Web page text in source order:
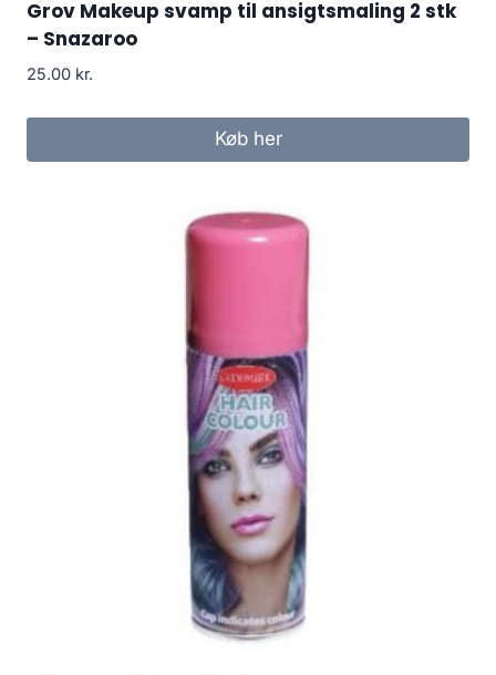
Grov Makeup svamp til ansigtsmaling 2 stk
– Snazaroo
25.00 kr.
Køb her